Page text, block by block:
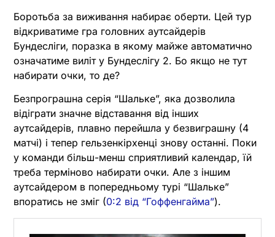
Боротьба за виживання набирає оберти. Цей тур
відкриватиме гра головних аутсайдерів
Бундесліги, поразка в якому майже автоматично
означатиме виліт у Бундеслігу 2. Бо якщо не тут
набирати очки, то де?
Безпрограшна серія “Шальке”, яка дозволила
відіграти значне відставання від інших
аутсайдерів, плавно перейшла у безвиграшну (4
матчі) і тепер гельзенкірхенці знову останні. Поки
у команди більш-менш сприятливий календар, їй
треба терміново набирати очки. Але з іншим
аутсайдером в попередньому турі “Шальке”
впоратись не зміг (0:2 від “Гоффенгайма”).